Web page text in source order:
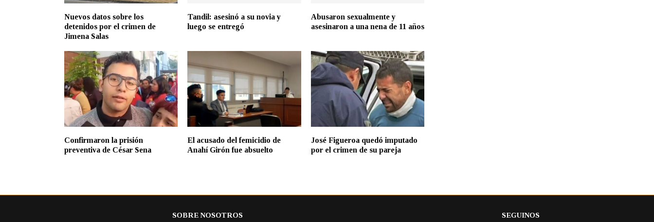
Nuevos datos sobre los
detenidos por el crimen de
Jimena Salas
Tandil: asesinó a su novia y
luego se entregó
Abusaron sexualmente y
asesinaron a una nena de 11 años
Confirmaron la prisión
preventiva de César Sena
El acusado del femicidio de
Anahí Girón fue absuelto
José Figueroa quedó imputado
por el crimen de su pareja
SOBRE NOSOTROS SEGUINOS